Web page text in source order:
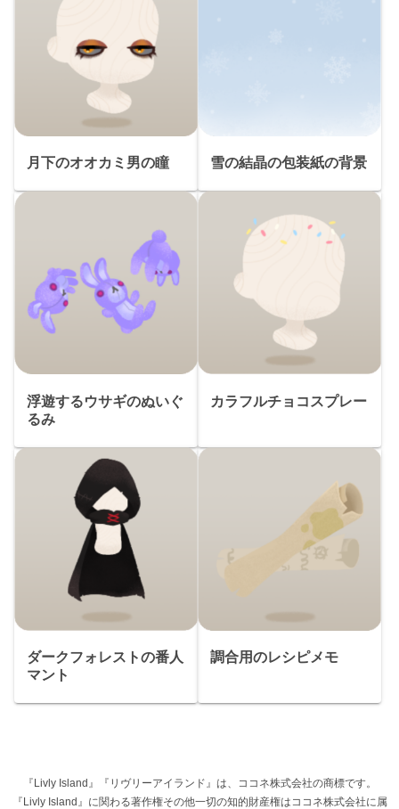
月下のオオカミ男の瞳 雪の結晶の包装紙の背景
浮遊するウサギのぬいぐ
るみ
カラフルチョコスプレー
ダークフォレストの番人
マント
調合用のレシピメモ
『Livly Island』『リヴリーアイランド』は、ココネ株式会社の商標です。
『Livly Island』に関わる著作権その他一切の知的財産権はココネ株式会社に属